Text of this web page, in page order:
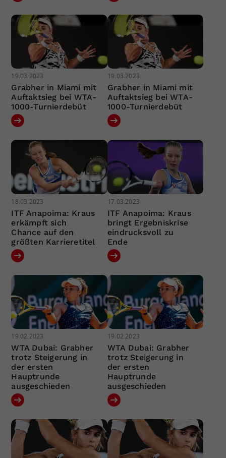
19.03.2023
Grabher in Miami mit
Auftaktsieg bei WTA-
1000-Turnierdebüt
19.03.2023
Grabher in Miami mit
Auftaktsieg bei WTA-
1000-Turnierdebüt
18.03.2023
ITF Anapoima: Kraus
erkämpft sich
Chance auf den
größten Karrieretitel
17.03.2023
ITF Anapoima: Kraus
bringt Ergebniskrise
eindrucksvoll zu
Ende
19.02.2023
WTA Dubai: Grabher
trotz Steigerung in
der ersten
Hauptrunde
ausgeschieden
19.02.2023
WTA Dubai: Grabher
trotz Steigerung in
der ersten
Hauptrunde
ausgeschieden